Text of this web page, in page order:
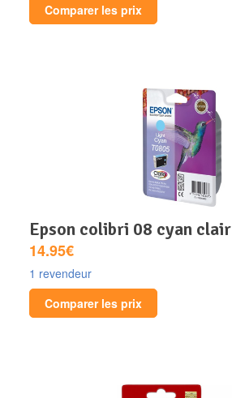
Comparer les prix
epson colibri 08 cyan clair
14.95€
1 revendeur
Comparer les prix